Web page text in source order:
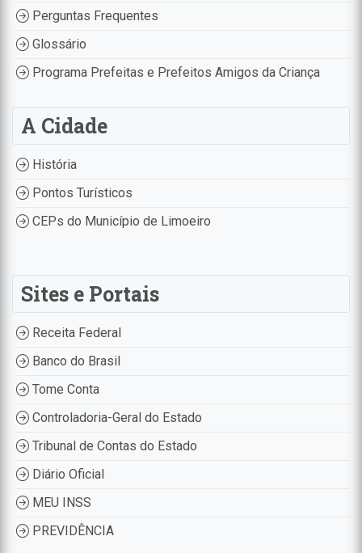
Perguntas Frequentes
Glossário
Programa Prefeitas e Prefeitos Amigos da Criança
A Cidade
História
Pontos Turísticos
CEPs do Município de Limoeiro
Sites e Portais
Receita Federal
Banco do Brasil
Tome Conta
Controladoria-Geral do Estado
Tribunal de Contas do Estado
Diário Oficial
MEU INSS
PREVIDÊNCIA